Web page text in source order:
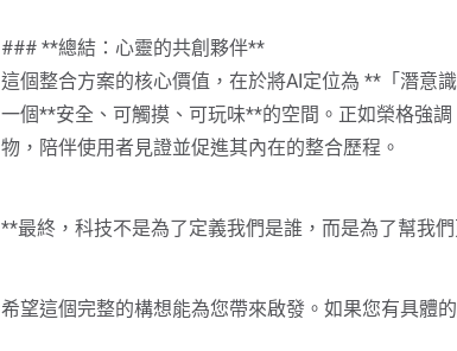
### **總結：心靈的共創夥伴**
這個整合方案的核心價值，在於將AI定位為 **「潛意
一個**安全、可觸摸、可玩味**的空間。正如榮格強
物，陪伴使用者見證並促進其內在的整合歷程。
**最終，科技不是為了定義我們是誰，而是為了幫我
希望這個完整的構想能為您帶來啟發。如果您有具體